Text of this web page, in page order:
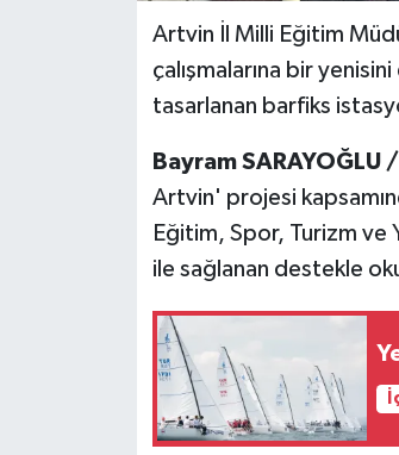
Artvin İl Milli Eğitim
çalışmalarına bir
tasarlanan barfiks
Bayram SARAYOĞLU
Artvin' projesi
Eğitim, Spor, Turizm ve
ile sağlanan destekle